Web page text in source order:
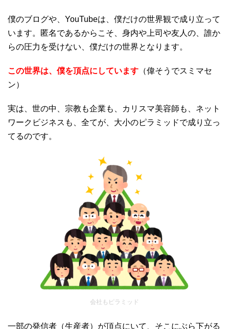
僕のブログや、YouTubeは、僕だけの世界観で成り立って
います。匿名であるからこそ、身内や上司や友人の、誰か
らの圧力を受けない、僕だけの世界となります。
この世界は、僕を頂点にしています （偉そうでスミマセ
ン）
実は、世の中、宗教も企業も、カリスマ美容師も、ネット
ワークビジネスも、全てが、大小のピラミッドで成り立っ
てるのです。
会社もピラミッド
一部の発信者（生産者）が頂点にいて、そこにぶら下がる